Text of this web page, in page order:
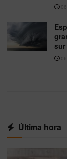
sur
Última hora